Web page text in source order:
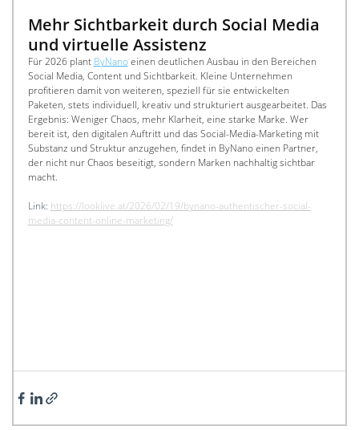
Mehr Sichtbarkeit durch Social Media
und virtuelle Assistenz
Für 2026 plant ByNano einen deutlichen Ausbau in den Bereichen
Social Media, Content und Sichtbarkeit. Kleine Unternehmen
profitieren damit von weiteren, speziell für sie entwickelten
Paketen, stets individuell, kreativ und strukturiert ausgearbeitet. Das
Ergebnis: Weniger Chaos, mehr Klarheit, eine starke Marke. Wer
bereit ist, den digitalen Auftritt und das Social-Media-Marketing mit
Substanz und Struktur anzugehen, findet in ByNano einen Partner,
der nicht nur Chaos beseitigt, sondern Marken nachhaltig sichtbar
macht.
Link: https://looklive.at/2026/02/19/bynano-authentischer-social-
media-content-online-marketing/